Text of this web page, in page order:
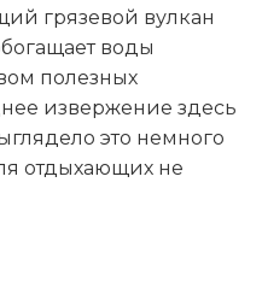
грязевой вулкан
воды
полезных
извержение здесь
это немного
отдыхающих не